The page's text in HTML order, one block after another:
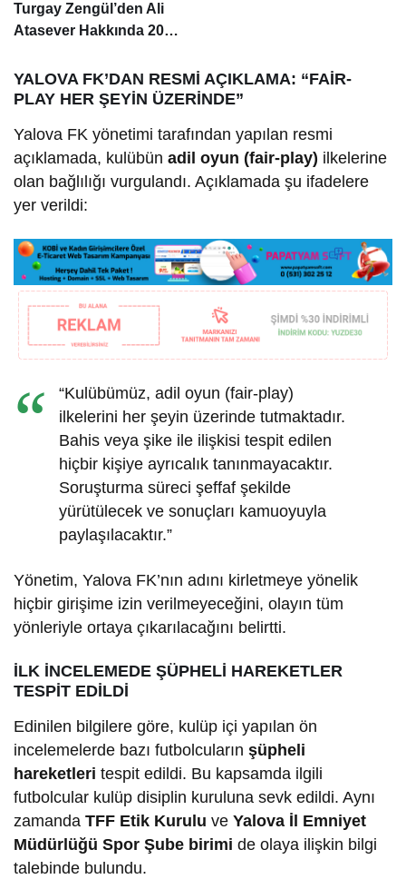
Turgay Zengül’den Ali
Atasever Hakkında 20
YALOVA FK’DAN RESMİ AÇIKLAMA: “FAİR-
PLAY HER ŞEYİN ÜZERİNDE”
Yalova FK yönetimi tarafından yapılan resmi
açıklamada, kulübünadil oyun (fair-play) ilkelerine
olan bağlılığı vurgulandı. Açıklamada şu ifadelere
yer verildi:
“Kulübümüz, adil oyun (fair-play)
ilkelerini her şeyin üzerinde tutmaktadır.
Bahis veya şike ile ilişkisi tespit edilen
hiçbir kişiye ayrıcalık tanınmayacaktır.
Soruşturma süreci şeffaf şekilde
yürütülecek ve sonuçları kamuoyuyla
paylaşılacaktır.”
Yönetim, Yalova FK’nın adını kirletmeye yönelik
hiçbir girişime izin verilmeyeceğini, olayın tüm
yönleriyle ortaya çıkarılacağını belirtti.
İLK İNCELEMEDE ŞÜPHELİ HAREKETLER
TESPİT EDİLDİ
Edinilen bilgilere göre, kulüp içi yapılan ön
incelemelerde bazı futbolcularınşüpheli
hareketleri tespit edildi. Bu kapsamda ilgili
futbolcular kulüp disiplin kuruluna sevk edildi. Aynı
zamandaTFF Etik Kurulu veYalova İl Emniyet
Müdürlüğü Spor Şube birimi de olaya ilişkin bilgi
talebinde bulundu.